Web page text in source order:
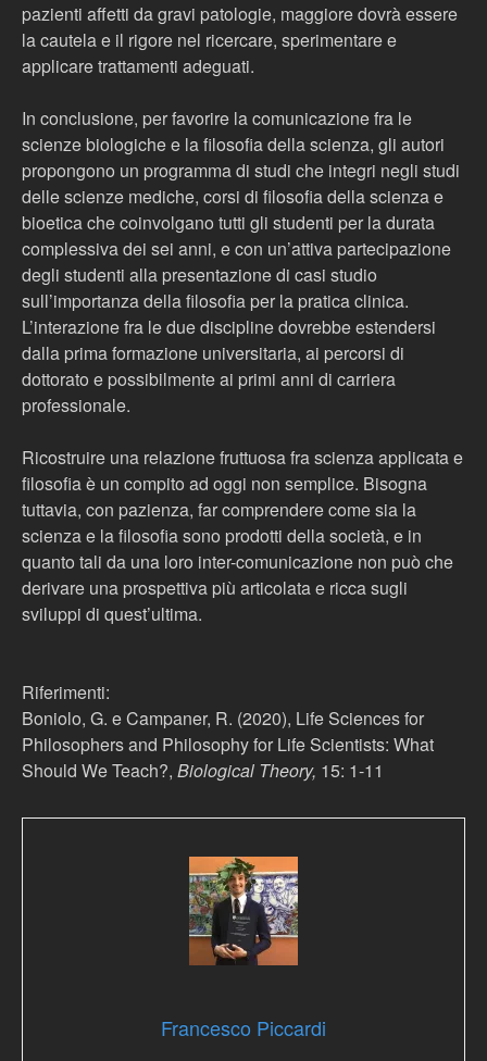
pazienti affetti da gravi patologie, maggiore dovrà essere
la cautela e il rigore nel ricercare, sperimentare e
applicare trattamenti adeguati.
In conclusione, per favorire la comunicazione fra le
scienze biologiche e la filosofia della scienza, gli autori
propongono un programma di studi che integri negli studi
delle scienze mediche, corsi di filosofia della scienza e
bioetica che coinvolgano tutti gli studenti per la durata
complessiva dei sei anni, e con un’attiva partecipazione
degli studenti alla presentazione di casi studio
sull’importanza della filosofia per la pratica clinica.
L’interazione fra le due discipline dovrebbe estendersi
dalla prima formazione universitaria, ai percorsi di
dottorato e possibilmente ai primi anni di carriera
professionale.
Ricostruire una relazione fruttuosa fra scienza applicata e
filosofia è un compito ad oggi non semplice. Bisogna
tuttavia, con pazienza, far comprendere come sia la
scienza e la filosofia sono prodotti della società, e in
quanto tali da una loro inter-comunicazione non può che
derivare una prospettiva più articolata e ricca sugli
sviluppi di quest’ultima.
Riferimenti:
Boniolo, G. e Campaner, R. (2020), Life Sciences for
Philosophers and Philosophy for Life Scientists: What
Should We Teach?, Biological Theory, 15: 1-11
Francesco Piccardi